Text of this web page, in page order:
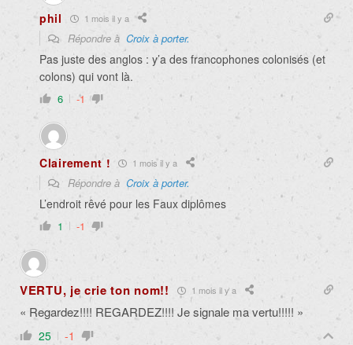
phil 1 mois il y a
Répondre à Croix à porter.
Pas juste des anglos : y’a des francophones colonisés (et
colons) qui vont là.
6 -1
Clairement ! 1 mois il y a
Répondre à Croix à porter.
L’endroit rêvé pour les Faux diplômes
1 -1
VERTU, je crie ton nom!! 1 mois il y a
« Regardez!!!! REGARDEZ!!!! Je signale ma vertu!!!!! »
25 -1